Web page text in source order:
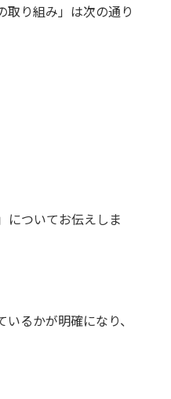
取り組み」は次の通り
についてお伝えしま
るかが明確になり、